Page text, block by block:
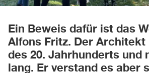
Ein Beweis dafür ist das
Alfons Fritz. Der Architekt
des 20. Jahrhunderts und
lang. Er verstand es aber